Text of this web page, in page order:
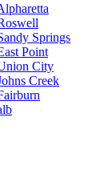
Springs
Point
City
Creek